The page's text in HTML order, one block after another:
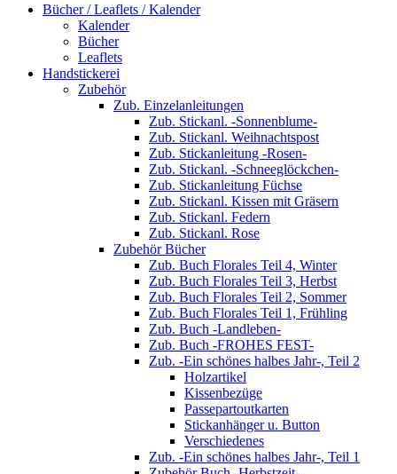
Bücher / Leaflets / Kalender
Kalender
Bücher
Leaflets
Handstickerei
Zubehör
Zub. Einzelanleitungen
Zub. Stickanl. -Sonnenblume-
Zub. Stickanl. Weihnachtspost
Zub. Stickanleitung -Rosen-
Zub. Stickanl. -Schneeglöckchen-
Zub. Stickanleitung Füchse
Zub. Stickanl. Kissen mit Gräsern
Zub. Stickanl. Federn
Zub. Stickanl. Rose
Zubehör Bücher
Zub. Buch Florales Teil 4, Winter
Zub. Buch Florales Teil 3, Herbst
Zub. Buch Florales Teil 2, Sommer
Zub. Buch Florales Teil 1, Frühling
Zub. Buch -Landleben-
Zub. Buch -FROHES FEST-
Zub. -Ein schönes halbes Jahr-, Teil 2
Holzartikel
Kissenbezüge
Passepartoutkarten
Stickanhänger u. Button
Verschiedenes
Zub. -Ein schönes halbes Jahr-, Teil 1